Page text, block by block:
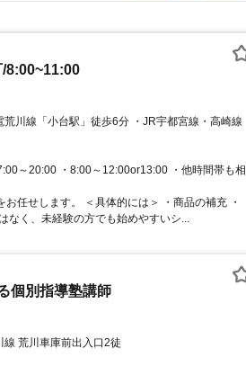
8:00~11:00
～20:00 ・8:00～12:00or13:00 ・他時間帯も相
任せします。 ＜具体的には＞ ・商品の補充 ・
なく、未経験の方でも始めやすいシ...
個別指導塾講師
荒川車庫前出入口2徒